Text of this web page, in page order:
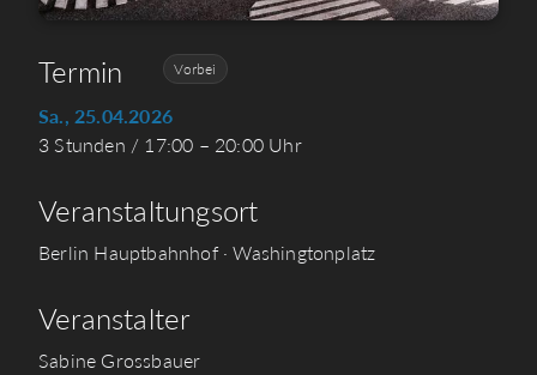
Termin Vorbei
Sa., 25.04.2026
3 Stunden / 17:00 – 20:00 Uhr
Veranstaltungsort
Berlin Hauptbahnhof · Washingtonplatz
Veranstalter
Sabine Grossbauer